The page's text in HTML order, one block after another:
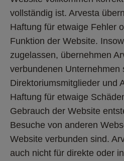
vollständig ist. Arvesta
Haftung für etwaige Fehler
Funktion der Website.
zugelassen, übernehmen
verbundenen Unternehmen
Direktoriumsmitglieder und
Haftung für etwaige
Gebrauch der Website
Besuche von anderen
Website verbunden sind.
auch nicht für direkte oder